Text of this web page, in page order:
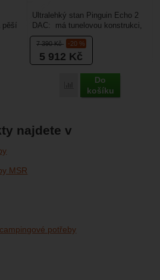
pěší
7 390Kč -20 %
5 912 Kč
Porovnat
Do
košíku
Ultralehký stan Pinguin Echo 2
DAC: má tunelovou konstrukci,
díky tomu má výborné využití
vnitřního...
najdete v
MSR
potřeby